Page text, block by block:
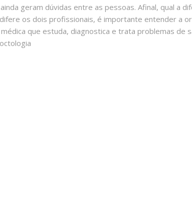
geram dúvidas entre as pessoas. Afinal, qual a
os dois profissionais, é importante entender a
que estuda, diagnostica e trata problemas de